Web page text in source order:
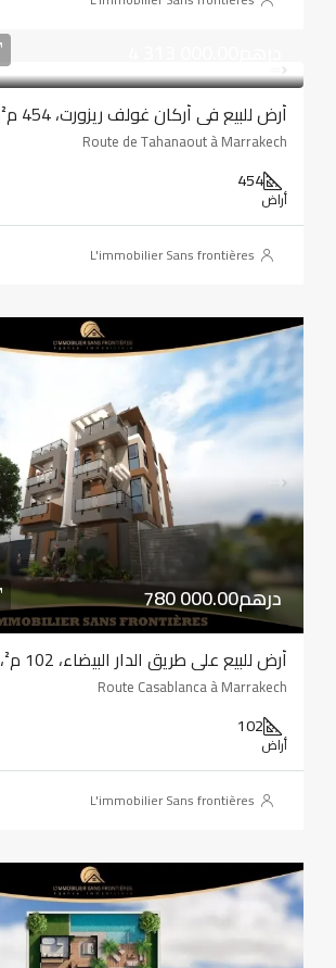
أرض للبيع في أركان غولف ريزورت، 454 م²، مراكش
Route de Tahanaout à Marrakech
454
أراض
L'immobilier Sans frontières
780 000.00درهم
أرض للبيع على طريق الدار البيضاء، 102 م²، مراكش
Route Casablanca à Marrakech
102
أراض
L'immobilier Sans frontières